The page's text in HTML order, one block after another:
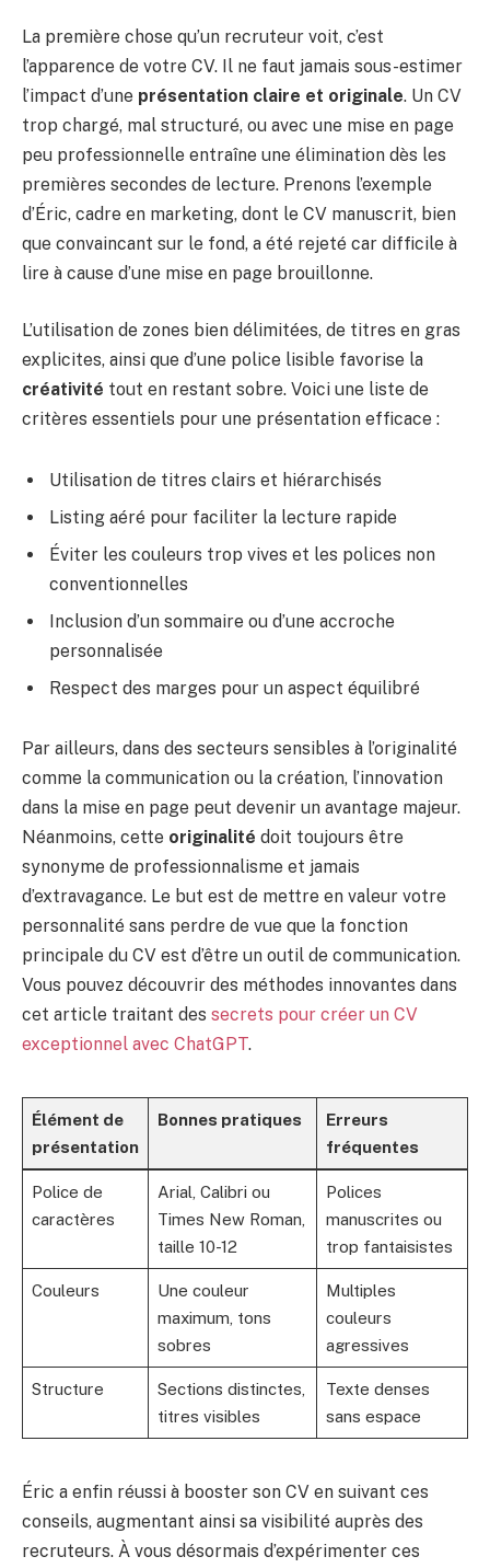
La première chose qu’un recruteur voit, c’est
l’apparence de votre CV. Il ne faut jamais sous-estimer
l’impact d’une présentation claire et originale. Un CV
trop chargé, mal structuré, ou avec une mise en page
peu professionnelle entraîne une élimination dès les
premières secondes de lecture. Prenons l’exemple
d’Éric, cadre en marketing, dont le CV manuscrit, bien
que convaincant sur le fond, a été rejeté car difficile à
lire à cause d’une mise en page brouillonne.
L’utilisation de zones bien délimitées, de titres en gras
explicites, ainsi que d’une police lisible favorise la
créativité tout en restant sobre. Voici une liste de
critères essentiels pour une présentation efficace :
Utilisation de titres clairs et hiérarchisés
Listing aéré pour faciliter la lecture rapide
Éviter les couleurs trop vives et les polices non
conventionnelles
Inclusion d’un sommaire ou d’une accroche
personnalisée
Respect des marges pour un aspect équilibré
Par ailleurs, dans des secteurs sensibles à l’originalité
comme la communication ou la création, l’innovation
dans la mise en page peut devenir un avantage majeur.
Néanmoins, cette originalité doit toujours être
synonyme de professionnalisme et jamais
d’extravagance. Le but est de mettre en valeur votre
personnalité sans perdre de vue que la fonction
principale du CV est d’être un outil de communication.
Vous pouvez découvrir des méthodes innovantes dans
cet article traitant des secrets pour créer un CV
exceptionnel avec ChatGPT.
Élément de
présentation
Bonnes pratiques
Erreurs
fréquentes
Police de
caractères
Arial, Calibri ou
Times New Roman,
taille 10-12
Polices
manuscrites ou
trop fantaisistes
Couleurs
Une couleur
maximum, tons
sobres
Multiples
couleurs
agressives
Structure
Sections distinctes,
titres visibles
Texte denses
sans espace
Éric a enfin réussi à booster son CV en suivant ces
conseils, augmentant ainsi sa visibilité auprès des
recruteurs. À vous désormais d’expérimenter ces